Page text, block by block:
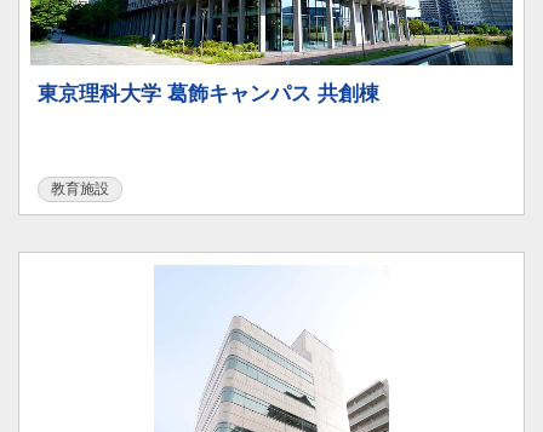
東京理科大学 葛飾キャンパス 共創棟
教育施設